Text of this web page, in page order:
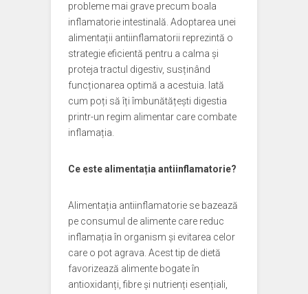
probleme mai grave precum boala
inflamatorie intestinală. Adoptarea unei
alimentații antiinflamatorii reprezintă o
strategie eficientă pentru a calma și
proteja tractul digestiv, susținând
funcționarea optimă a acestuia. Iată
cum poți să îți îmbunătățești digestia
printr-un regim alimentar care combate
inflamația.
Ce este alimentația antiinflamatorie?
Alimentația antiinflamatorie se bazează
pe consumul de alimente care reduc
inflamația în organism și evitarea celor
care o pot agrava. Acest tip de dietă
favorizează alimente bogate în
antioxidanți, fibre și nutrienți esențiali,